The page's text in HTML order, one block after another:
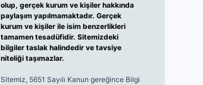
olup, gerçek kurum ve kişiler hakkında
paylaşım yapılmamaktadır. Gerçek
kurum ve kişiler ile isim benzerlikleri
tamamen tesadüfidir. Sitemizdeki
bilgiler taslak halindedir ve tavsiye
niteliği taşımazlar.
Sitemiz, 5651 Sayılı Kanun gereğince Bilgi